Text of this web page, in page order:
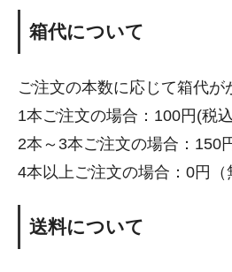
箱代について
ご注文の本数に応じて箱代が
1本ご注文の場合：100円(税
2本～3本ご注文の場合：150
4本以上ご注文の場合：0円（
送料について